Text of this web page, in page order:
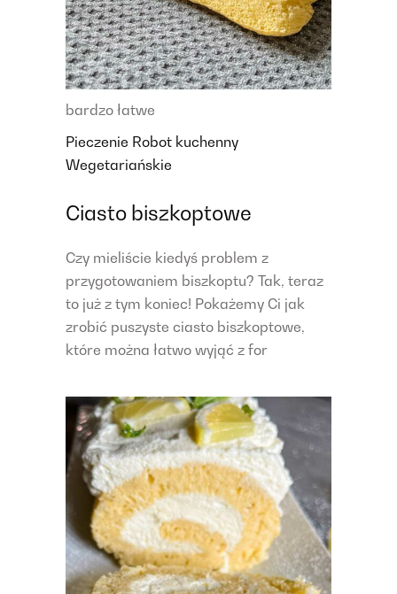
bardzo łatwe
Pieczenie Robot kuchenny
Wegetariańskie
Ciasto biszkoptowe
Czy mieliście kiedyś problem z
przygotowaniem biszkoptu? Tak, teraz
to już z tym koniec! Pokażemy Ci jak
zrobić puszyste ciasto biszkoptowe,
które można łatwo wyjąć z for